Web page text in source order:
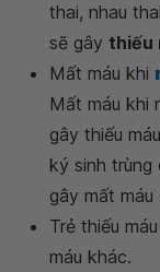
thai, nhau
sẽ gây thiếu
Mất máu khi
Mất máu khi
gây thiếu
ký sinh trùng
gây mất
Trẻ thiếu
máu khác.